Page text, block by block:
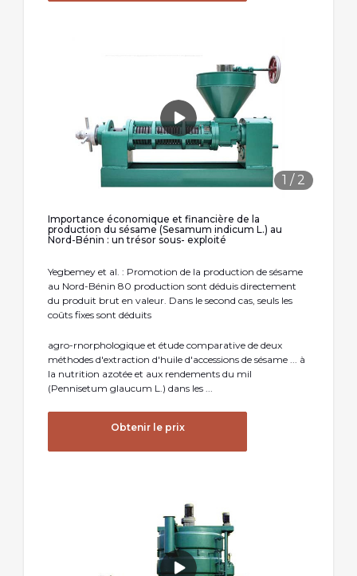
1 / 2
Importance économique et financière de la
production du sésame (Sesamum indicum L.) au
Nord-Bénin : un trésor sous- exploité
Yegbemey et al. : Promotion de la production de sésame
au Nord-Bénin 80 production sont déduis directement
du produit brut en valeur. Dans le second cas, seuls les
coûts fixes sont déduits
agro-rnorphologique et étude comparative de deux
méthodes d'extraction d'huile d'accessions de sésame ... à
la nutrition azotée et aux rendements du mil
(Pennisetum glaucum L.) dans les ...
Obtenir le prix